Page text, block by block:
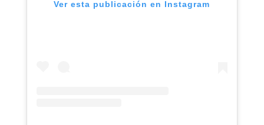
Ver esta publicación en Instagram